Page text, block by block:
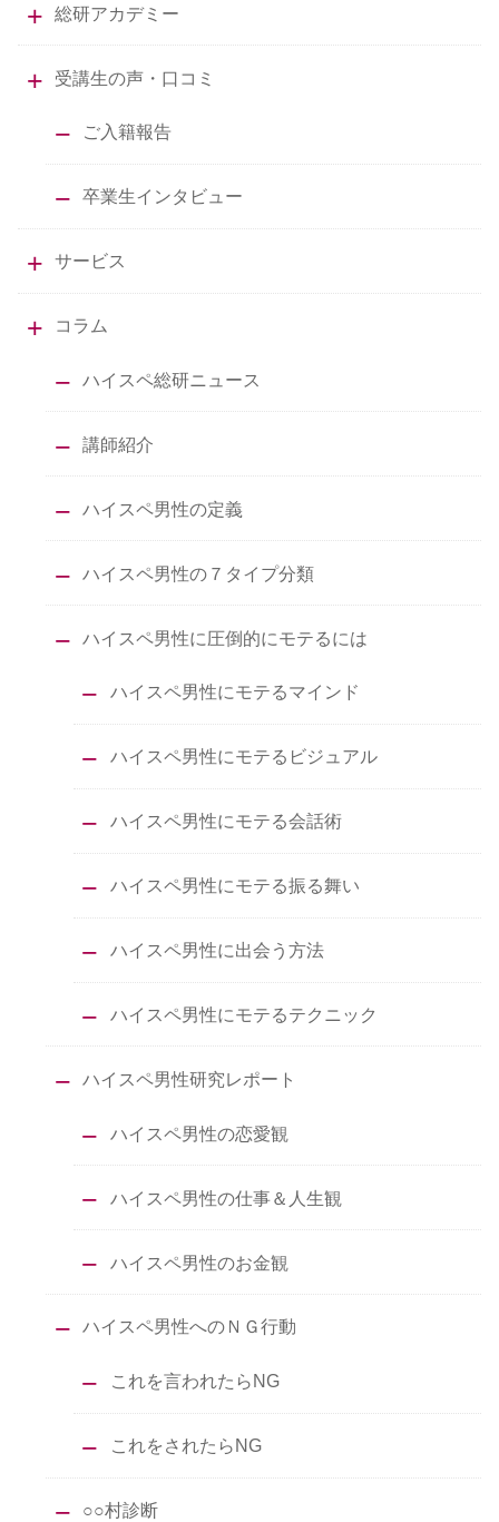
総研アカデミー
受講生の声・口コミ
ご入籍報告
卒業生インタビュー
サービス
コラム
ハイスペ総研ニュース
講師紹介
ハイスペ男性の定義
ハイスペ男性の７タイプ分類
ハイスペ男性に圧倒的にモテるには
ハイスペ男性にモテるマインド
ハイスペ男性にモテるビジュアル
ハイスペ男性にモテる会話術
ハイスペ男性にモテる振る舞い
ハイスペ男性に出会う方法
ハイスペ男性にモテるテクニック
ハイスペ男性研究レポート
ハイスペ男性の恋愛観
ハイスペ男性の仕事＆人生観
ハイスペ男性のお金観
ハイスペ男性へのＮＧ行動
これを言われたらNG
これをされたらNG
○○村診断